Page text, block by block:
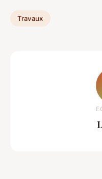
Travaux